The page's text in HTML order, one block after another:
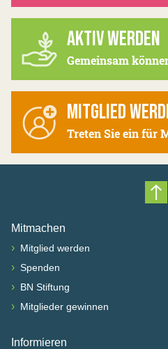
AKTIV WERDEN
Gemeinsam
MITGLIED
Treten Sie ein für
Mitmachen
› Mitglied werden
› Spenden
› BN Stiftung
› Mitglieder gewinnen
Informieren